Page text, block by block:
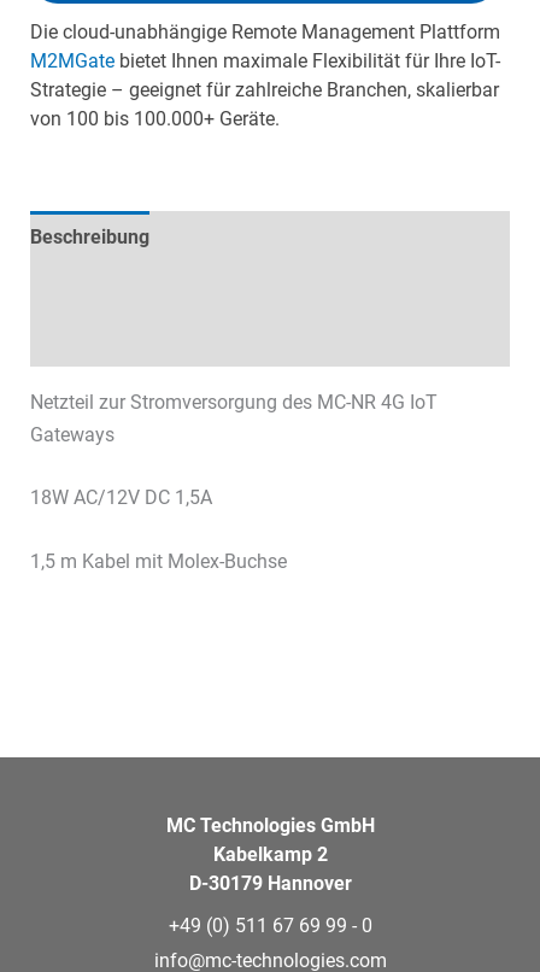
Die cloud-unabhängige Remote Management Plattform
M2MGatebietet Ihnen maximale Flexibilität für Ihre IoT-
Strategie – geeignet für zahlreiche Branchen, skalierbar
von 100 bis 100.000+ Geräte.
Beschreibung
Netzteil zur Stromversorgung des MC-NR 4G IoT
Gateways
18W AC/12V DC 1,5A
1,5 m Kabel mit Molex-Buchse
MC Technologies GmbH
Kabelkamp 2
D-30179 Hannover
+49 (0) 511 67 69 99 - 0
info@mc-technologies.com